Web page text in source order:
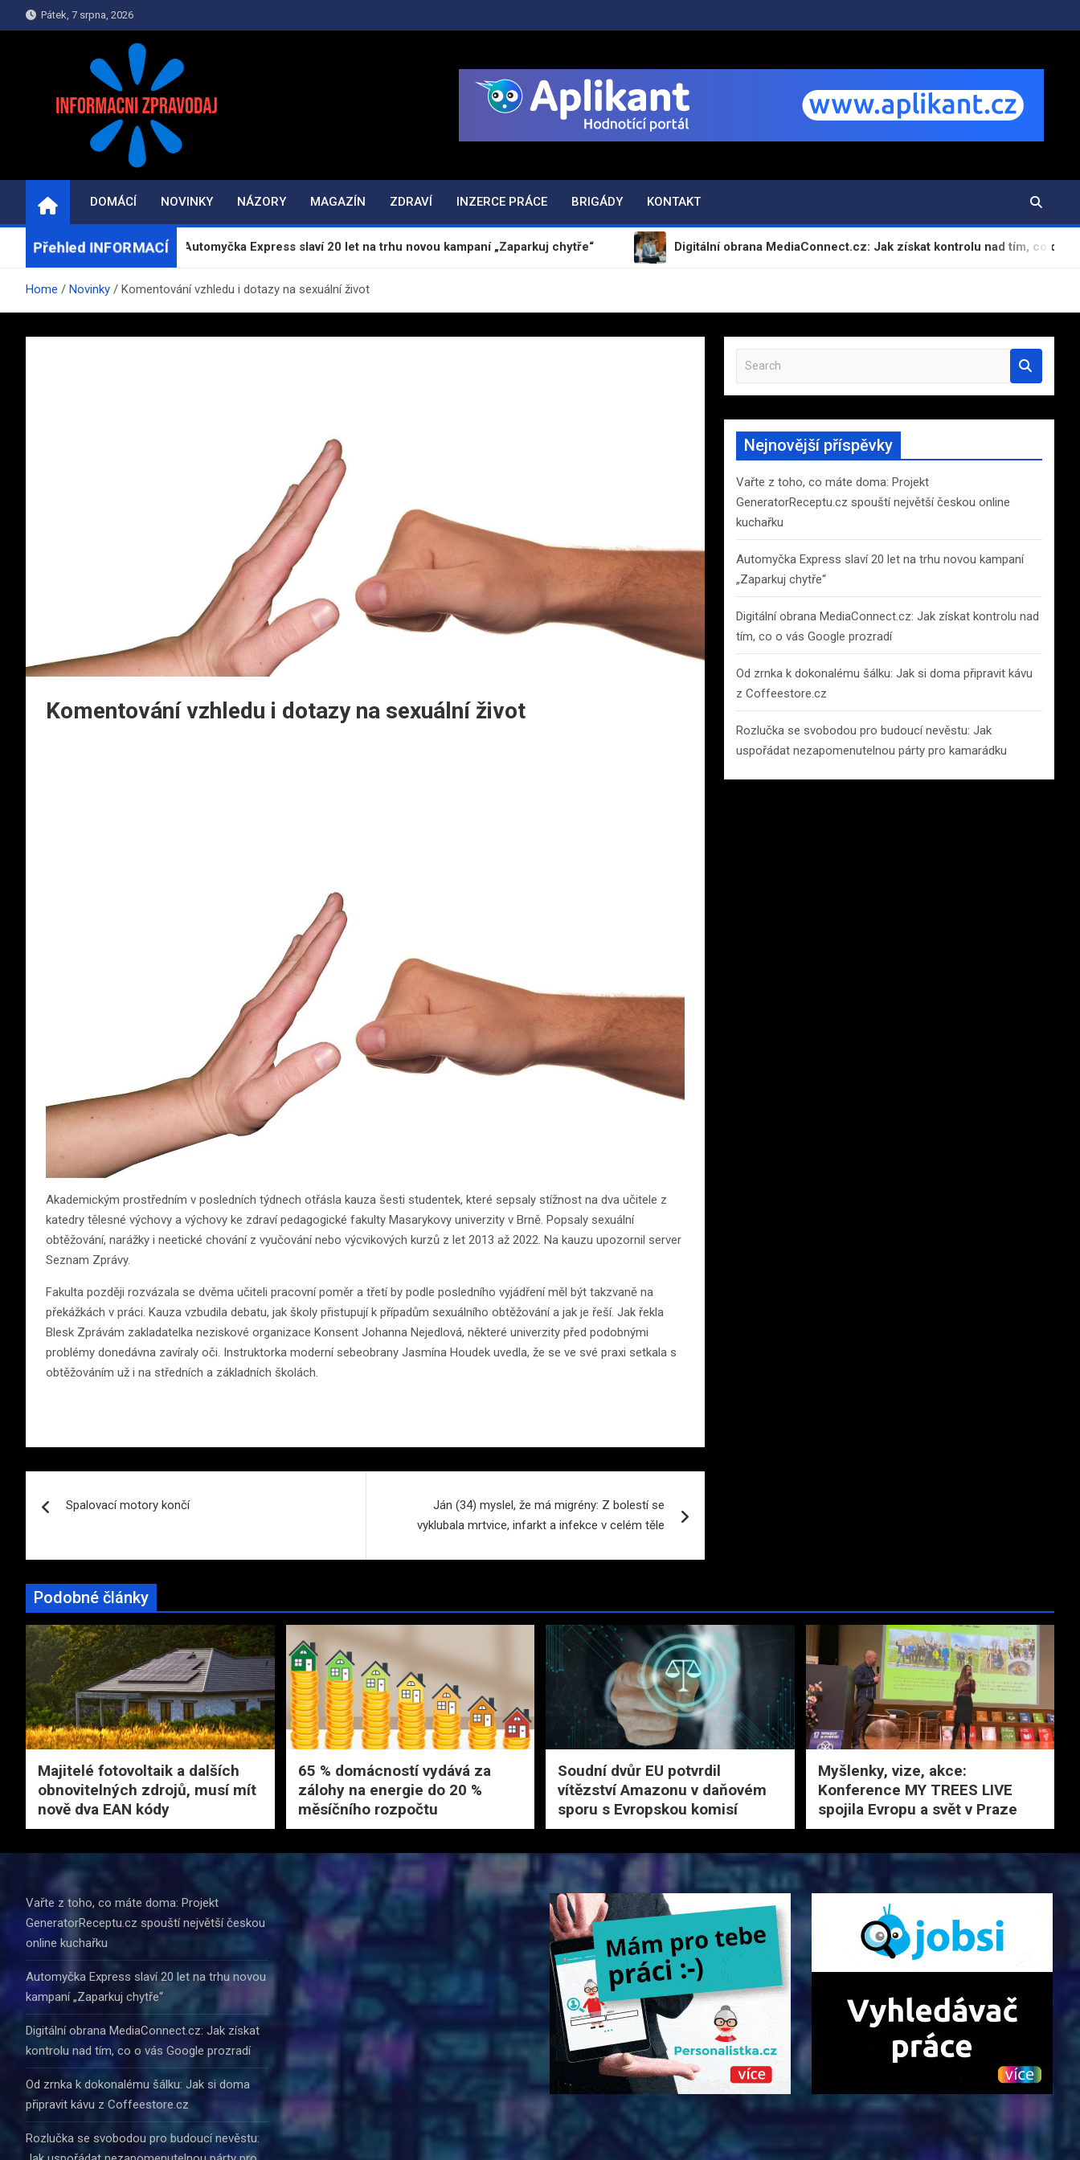
to
Pátek, 7 srpna, 2026
INFORMAČNÍ-ZPRAVODAJ.CZ
Informace a zpravodajství on-line
DOMÁCÍ
NOVINKY NÁZORY MAGAZÍN ZDRAVÍ INZERCE PRÁCE BRIGÁDY KONTAKT
Přehled INFORMACÍAutomyčka Express slaví 20 let na trhu novou kampaní „Zaparkuj chytře“ Digitální obrana MediaConnect.cz: Jak získat kontrolu nad tím, co o vás Google
Home Novinky Komentování vzhledu i dotazy na sexuální život
Komentování vzhledu i dotazy na sexuální život
Akademickým prostředním v posledních týdnech otřásla kauza šesti studentek, které sepsaly stížnost na dva učitele z
katedry tělesné výchovy a výchovy ke zdraví pedagogické fakulty Masarykovy univerzity v Brně. Popsaly sexuální
obtěžování, narážky i neetické chování z vyučování nebo výcvikových kurzů z let 2013 až 2022. Na kauzu upozornil server
Seznam Zprávy.
Fakulta později rozvázala se dvěma učiteli pracovní poměr a třetí by podle posledního vyjádření měl být takzvaně na
překážkách v práci. Kauza vzbudila debatu, jak školy přistupují k případům sexuálního obtěžování a jak je řeší. Jak řekla
Blesk Zprávám zakladatelka neziskové organizace Konsent Johanna Nejedlová, některé univerzity před podobnými
problémy donedávna zavíraly oči. Instruktorka moderní sebeobrany Jasmína Houdek uvedla, že se ve své praxi setkala s
obtěžováním už i na středních a základních školách.
pro
příspěvek
Spalovací motory končí
Ján (34) myslel, že má migrény: Z bolestí se
vyklubala mrtvice, infarkt a infekce v celém těle
a
r
h
Nejnovější příspěvky
Vařte z toho, co máte doma: Projekt
GeneratorReceptu.cz spouští největší českou online
kuchařku
Automyčka Express slaví 20 let na trhu novou kampaní
„Zaparkuj chytře“
Digitální obrana MediaConnect.cz: Jak získat kontrolu nad
tím, co o vás Google prozradí
Od zrnka k dokonalému šálku: Jak si doma připravit kávu
z Coffeestore.cz
Rozlučka se svobodou pro budoucí nevěstu: Jak
uspořádat nezapomenutelnou párty pro kamarádku
Podobné články
Majitelé fotovoltaik a dalších
obnovitelných zdrojů, musí mít
nově dva EAN kódy
65 % domácností vydává za
zálohy na energie do 20 %
měsíčního rozpočtu
Soudní dvůr EU potvrdil
vítězství Amazonu v daňovém
sporu s Evropskou komisí
Myšlenky, vize, akce:
Konference MY TREES LIVE
spojila Evropu a svět v Praze
Vařte z toho, co máte doma: Projekt
GeneratorReceptu.cz spouští největší českou
online kuchařku
Automyčka Express slaví 20 let na trhu novou
kampaní „Zaparkuj chytře“
Digitální obrana MediaConnect.cz: Jak získat
kontrolu nad tím, co o vás Google prozradí
Od zrnka k dokonalému šálku: Jak si doma
připravit kávu z Coffeestore.cz
Rozlučka se svobodou pro budoucí nevěstu: